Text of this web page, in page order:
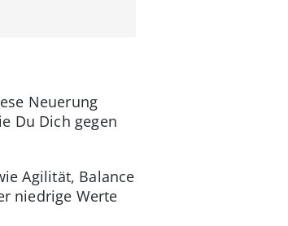
Neuerung
Du Dich gegen
Agilität, Balance
niedrige Werte